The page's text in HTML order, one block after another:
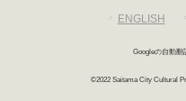
ENGLISH
Googleの自動翻
©2022 Saitama City Cultural